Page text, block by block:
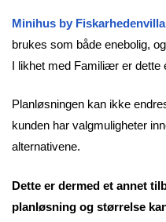
Minihus by
brukes som både enebolig,
I likhet med Familiær er dette
Planløsningen kan ikke
kunden har valgmuligheter
alternativene.
Dette er dermed et annet
planløsning og størrelse